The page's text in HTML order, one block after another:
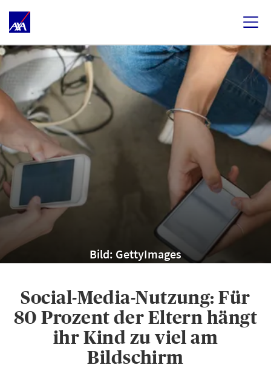
Bild: GettyImages
Social-Media-Nutzung: Für
80 Prozent der Eltern hängt
ihr Kind zu viel am
Bildschirm